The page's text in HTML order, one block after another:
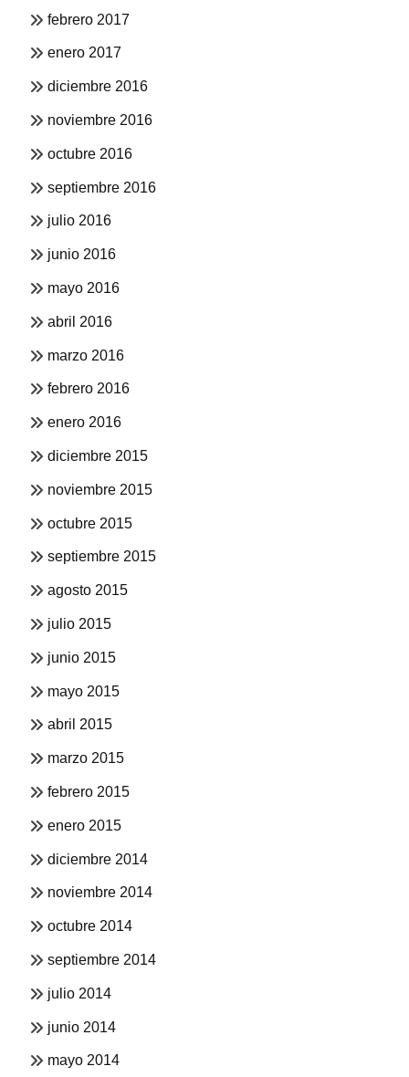
febrero 2017
enero 2017
diciembre 2016
noviembre 2016
octubre 2016
septiembre 2016
julio 2016
junio 2016
mayo 2016
abril 2016
marzo 2016
febrero 2016
enero 2016
diciembre 2015
noviembre 2015
octubre 2015
septiembre 2015
agosto 2015
julio 2015
junio 2015
mayo 2015
abril 2015
marzo 2015
febrero 2015
enero 2015
diciembre 2014
noviembre 2014
octubre 2014
septiembre 2014
julio 2014
junio 2014
mayo 2014